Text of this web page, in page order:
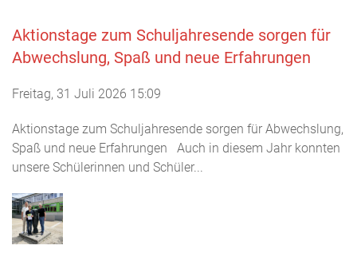
Aktionstage zum Schuljahresende sorgen für
Abwechslung, Spaß und neue Erfahrungen
Freitag, 31 Juli 2026 15:09
Aktionstage zum Schuljahresende sorgen für Abwechslung,
Spaß und neue Erfahrungen Auch in diesem Jahr konnten
unsere Schülerinnen und Schüler...